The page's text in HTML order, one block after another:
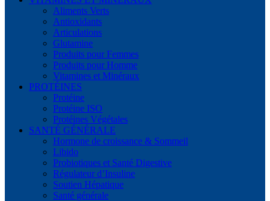
Aliments Verts
Antioxidants
Articulations
Glutamine
Produits pour Femmes
Produits pour Homme
Vitamines et Minéraux
PROTÉINES
Protéine
Protéine ISO
Protéines Végétales
SANTÉ GÉNÉRALE
Hormone de croissance & Sommeil
Libido
Probiotiques et Santé Digestive
Régulateur d’Insuline
Soutien Hépatique
Santé générale